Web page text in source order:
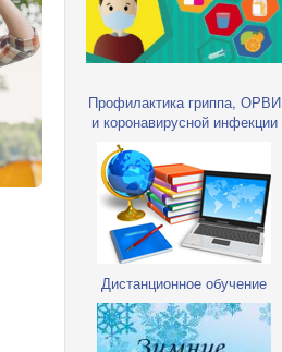
Профилактика гриппа, ОРВИ
и коронавирусной инфекции
Дистанционное обучение